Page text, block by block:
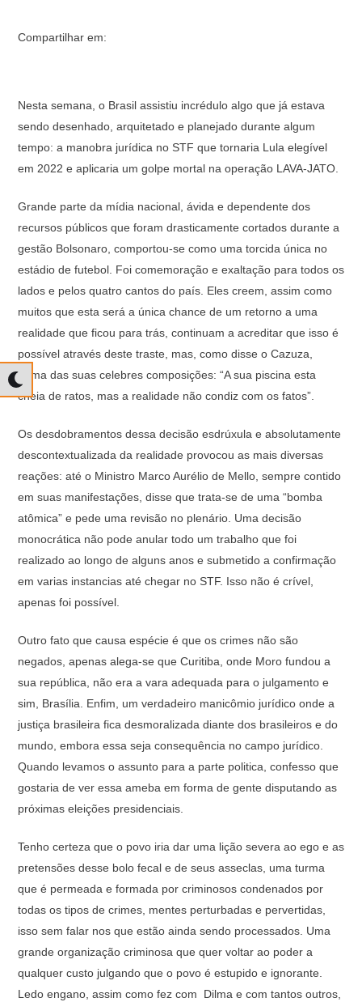
Compartilhar em:
Nesta semana, o Brasil assistiu incrédulo algo que já estava
sendo desenhado, arquitetado e planejado durante algum
tempo: a manobra jurídica no STF que tornaria Lula elegível
em 2022 e aplicaria um golpe mortal na operação LAVA-JATO.
Grande parte da mídia nacional, ávida e dependente dos
recursos públicos que foram drasticamente cortados durante a
gestão Bolsonaro, comportou-se como uma torcida única no
estádio de futebol. Foi comemoração e exaltação para todos os
lados e pelos quatro cantos do país. Eles creem, assim como
muitos que esta será a única chance de um retorno a uma
realidade que ficou para trás, continuam a acreditar que isso é
possível através deste traste, mas, como disse o Cazuza,
numa das suas celebres composições: “A sua piscina esta
cheia de ratos, mas a realidade não condiz com os fatos”.
Os desdobramentos dessa decisão esdrúxula e absolutamente
descontextualizada da realidade provocou as mais diversas
reações: até o Ministro Marco Aurélio de Mello, sempre contido
em suas manifestações, disse que trata-se de uma “bomba
atômica” e pede uma revisão no plenário. Uma decisão
monocrática não pode anular todo um trabalho que foi
realizado ao longo de alguns anos e submetido a confirmação
em varias instancias até chegar no STF. Isso não é crível,
apenas foi possível.
Outro fato que causa espécie é que os crimes não são
negados, apenas alega-se que Curitiba, onde Moro fundou a
sua república, não era a vara adequada para o julgamento e
sim, Brasília. Enfim, um verdadeiro manicômio jurídico onde a
justiça brasileira fica desmoralizada diante dos brasileiros e do
mundo, embora essa seja consequência no campo jurídico.
Quando levamos o assunto para a parte politica, confesso que
gostaria de ver essa ameba em forma de gente disputando as
próximas eleições presidenciais.
Tenho certeza que o povo iria dar uma lição severa ao ego e as
pretensões desse bolo fecal e de seus asseclas, uma turma
que é permeada e formada por criminosos condenados por
todas os tipos de crimes, mentes perturbadas e pervertidas,
isso sem falar nos que estão ainda sendo processados. Uma
grande organização criminosa que quer voltar ao poder a
qualquer custo julgando que o povo é estupido e ignorante.
Ledo engano, assim como fez com Dilma e com tantos outros,